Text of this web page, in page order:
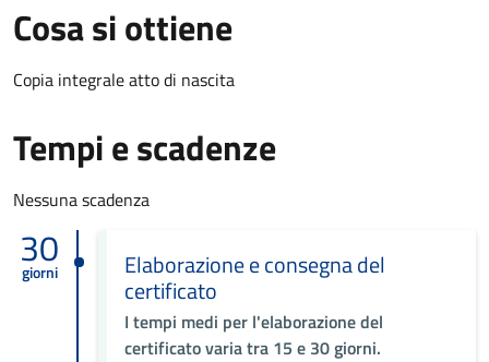
Cosa si ottiene
Copia integrale atto di nascita
Tempi e scadenze
Nessuna scadenza
30
giorni Elaborazione e consegna del
certificato
I tempi medi per l'elaborazione del
certificato varia tra 15 e 30 giorni.